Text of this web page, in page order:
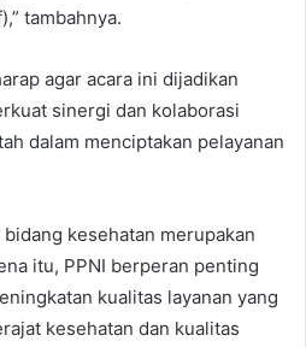
tambahnya.
agar acara ini dijadikan
sinergi dan kolaborasi
dalam menciptakan pelayanan
kesehatan merupakan
itu, PPNI berperan penting
kualitas layanan yang
kesehatan dan kualitas